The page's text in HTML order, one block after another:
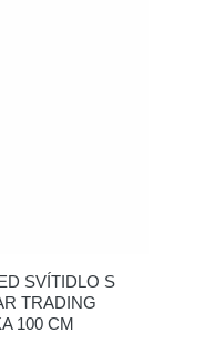
SVÍTIDLO S
TRADING
100 CM